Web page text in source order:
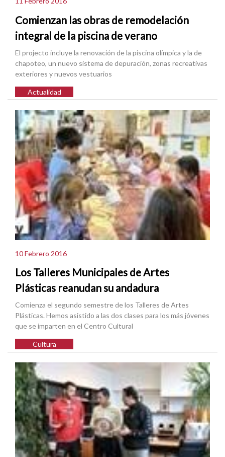
Comienzan las obras de remodelación
integral de la piscina de verano
El projecto incluye la renovación de la piscina olímpica y la de
chapoteo, un nuevo sistema de depuración, zonas recreativas
exteriores y nuevos vestuarios
Actualidad
10 Febrero 2016
Los Talleres Municipales de Artes
Plásticas reanudan su andadura
Comienza el segundo semestre de los Talleres de Artes
Plásticas. Hemos asistido a las dos clases para los más jóvenes
que se imparten en el Centro Cultural
Cultura